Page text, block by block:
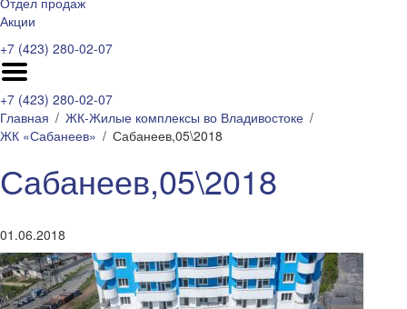
Акции
+7 (423) 280-02-07
+7 (423) 280-02-07
Главная
ЖК-Жилые комплексы во Владивостоке
ЖК «Сабанеев»
Сабанеев,05\2018
Сабанеев,05\2018
01.06.2018